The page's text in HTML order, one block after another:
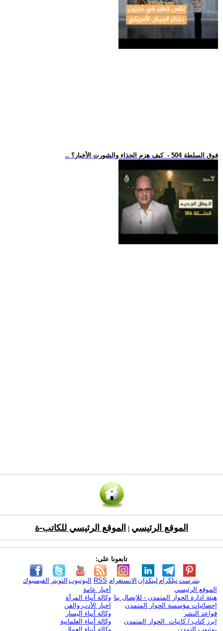
.. فوق السلطة 504 - كيف هزم الحذاء والشورت الأخبار؟
الموقع الرئيسي الموقع الرئيسي للكاتب-ة
تابعونا على:
الفيسبوك التويتر اليوتيوب RSS الانستغرام لينكدإن تيلكرامبنترست
الموقع الرئيسي
هيئة ادارة الحوار المتمدن - للإتصال بنا
إحصائيات مؤسسة الحوار المتمدن
قواعد النشر
ابرز كتاب / كاتبات الحوار المتمدن
يوتيوب التمدن
أخبار عامة
وكالة أنباء المرأة
اخبار الأدب والفن
وكالة أنباء اليسار
وكالة أنباء العلمانية
وكالة أنباء العمال